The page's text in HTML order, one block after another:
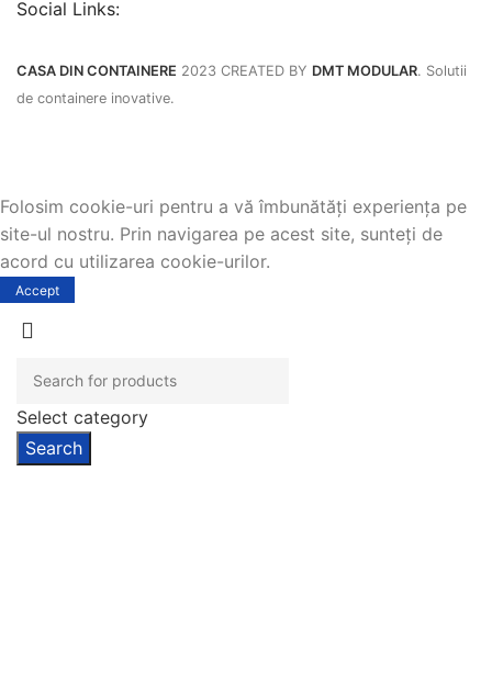
Social Links:
CASA DIN CONTAINERE 2023 CREATED BY DMT MODULAR. Solutii
de containere inovative.
Folosim cookie-uri pentru a vă îmbunătăți experiența pe
site-ul nostru. Prin navigarea pe acest site, sunteți de
acord cu utilizarea cookie-urilor.
Accept
Select category
Search